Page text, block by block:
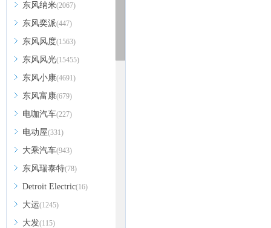
东风纳米(2067)
东风奕派(447)
东风风度(1563)
东风风光(15455)
东风小康(4691)
东风富康(679)
电咖汽车(227)
电动屋(331)
大乘汽车(943)
东风瑞泰特(78)
Detroit Electric(16)
大运(1245)
大发(115)